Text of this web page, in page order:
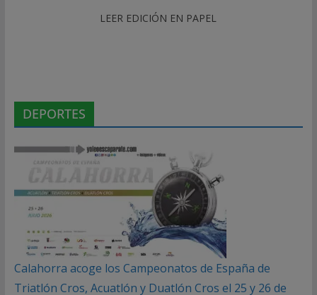
LEER EDICIÓN EN PAPEL
DEPORTES
Calahorra acoge los Campeonatos de España de
Triatlón Cros, Acuatlón y Duatlón Cros el 25 y 26 de